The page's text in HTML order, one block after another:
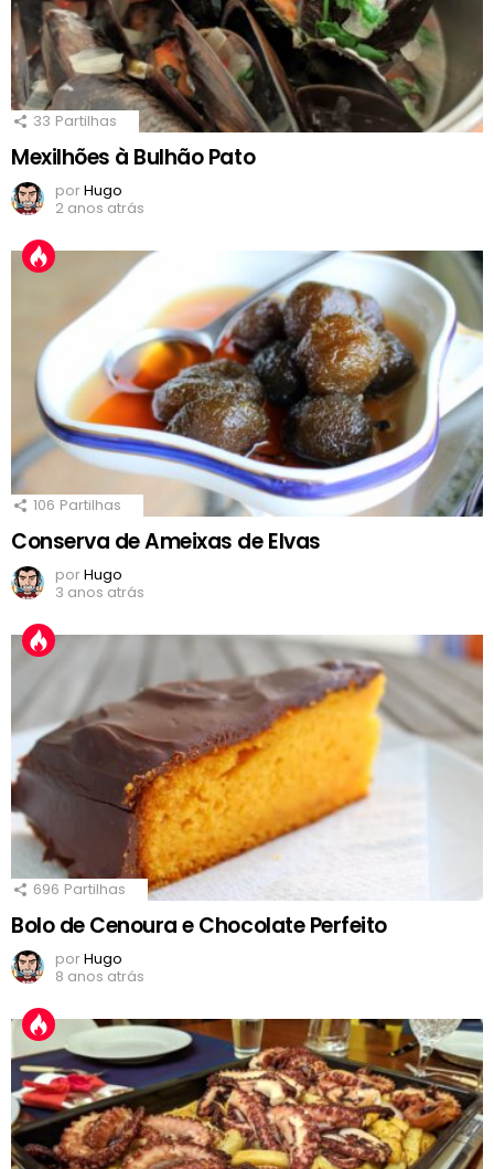
33 Partilhas
Mexilhões à Bulhão Pato
porHugo
2 anos atrás
106 Partilhas
Conserva de Ameixas de Elvas
porHugo
3 anos atrás
696 Partilhas
Bolo de Cenoura e Chocolate Perfeito
porHugo
8 anos atrás